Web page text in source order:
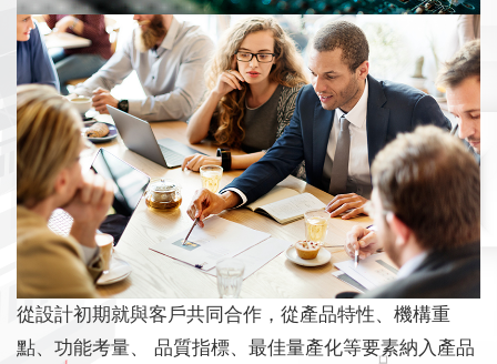
從設計初期就與客戶共同合作，從產品特性、機構重
點、功能考量、
品質指標、最佳量產化等要素納入產品